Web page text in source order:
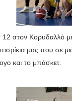
στον Κορυδαλλό
μας που σε
και το μπάσκετ.